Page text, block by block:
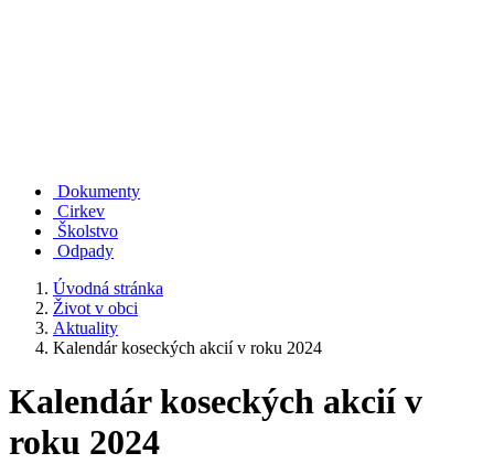
Dokumenty
Cirkev
Školstvo
Odpady
Úvodná stránka
Život v obci
Aktuality
Kalendár koseckých akcií v roku 2024
Kalendár koseckých akcií v
roku 2024